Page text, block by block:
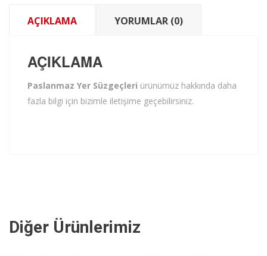
AÇIKLAMA YORUMLAR (0)
AÇIKLAMA
Paslanmaz Yer Süzgeçleri ürünümüz hakkında daha
fazla bilgi için bizimle iletişime geçebilirsiniz.
Diğer Ürünlerimiz